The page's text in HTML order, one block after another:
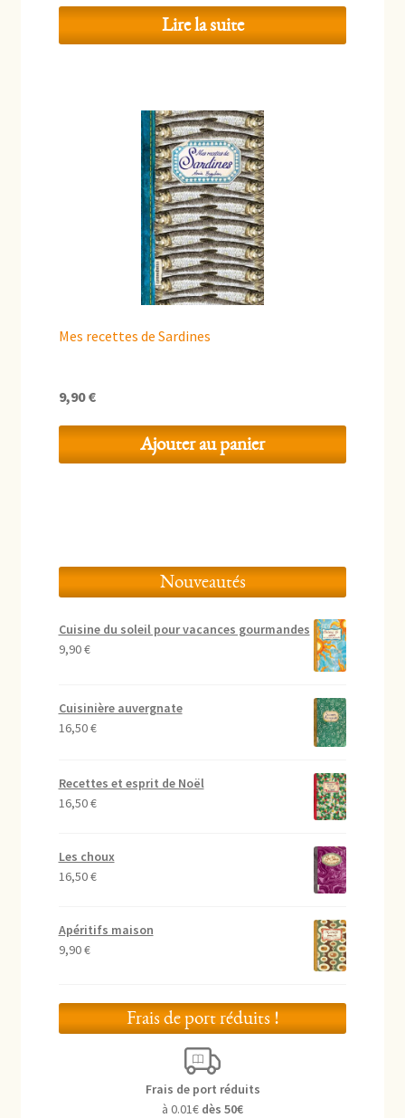
Lire la suite
Mes recettes de Sardines
9,90€
Ajouter au panier
Nouveautés
Cuisine du soleil pour vacances gourmandes
9,90€
Cuisinière auvergnate
16,50€
Recettes et esprit de Noël
16,50€
Les choux
16,50€
Apéritifs maison
9,90€
Frais de port réduits !
Frais de port réduits
à 0.01€ dès 50€